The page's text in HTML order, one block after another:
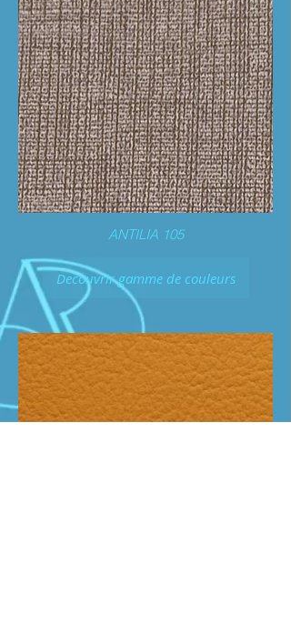
ANTILIA 105
Decouvrir gamme de couleurs